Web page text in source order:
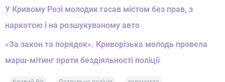
У Кривому Розі молодик гасав містом без прав, з
наркотою і на розшукуваному авто
«За закон та порядок». Криворізька молодь провела
марш-мітинг проти бездіяльності поліції